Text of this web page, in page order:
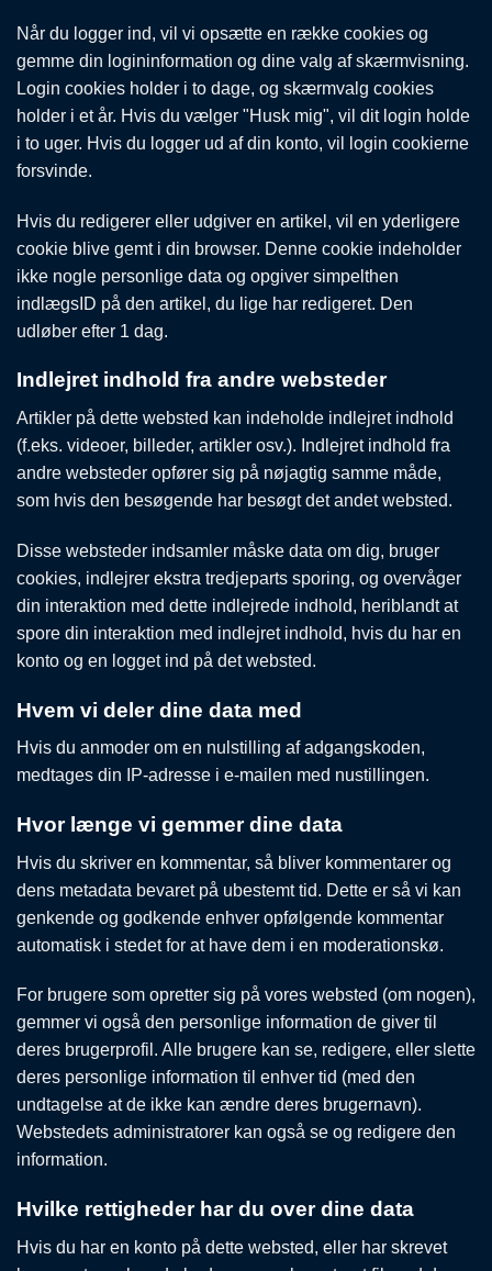
Når du logger ind, vil vi opsætte en række cookies og
gemme din logininformation og dine valg af skærmvisning.
Login cookies holder i to dage, og skærmvalg cookies
holder i et år. Hvis du vælger "Husk mig", vil dit login holde
i to uger. Hvis du logger ud af din konto, vil login cookierne
forsvinde.
Hvis du redigerer eller udgiver en artikel, vil en yderligere
cookie blive gemt i din browser. Denne cookie indeholder
ikke nogle personlige data og opgiver simpelthen
indlægsID på den artikel, du lige har redigeret. Den
udløber efter 1 dag.
Indlejret indhold fra andre websteder
Artikler på dette websted kan indeholde indlejret indhold
(f.eks. videoer, billeder, artikler osv.). Indlejret indhold fra
andre websteder opfører sig på nøjagtig samme måde,
som hvis den besøgende har besøgt det andet websted.
Disse websteder indsamler måske data om dig, bruger
cookies, indlejrer ekstra tredjeparts sporing, og overvåger
din interaktion med dette indlejrede indhold, heriblandt at
spore din interaktion med indlejret indhold, hvis du har en
konto og en logget ind på det websted.
Hvem vi deler dine data med
Hvis du anmoder om en nulstilling af adgangskoden,
medtages din IP-adresse i e-mailen med nustillingen.
Hvor længe vi gemmer dine data
Hvis du skriver en kommentar, så bliver kommentarer og
dens metadata bevaret på ubestemt tid. Dette er så vi kan
genkende og godkende enhver opfølgende kommentar
automatisk i stedet for at have dem i en moderationskø.
For brugere som opretter sig på vores websted (om nogen),
gemmer vi også den personlige information de giver til
deres brugerprofil. Alle brugere kan se, redigere, eller slette
deres personlige information til enhver tid (med den
undtagelse at de ikke kan ændre deres brugernavn).
Webstedets administratorer kan også se og redigere den
information.
Hvilke rettigheder har du over dine data
Hvis du har en konto på dette websted, eller har skrevet